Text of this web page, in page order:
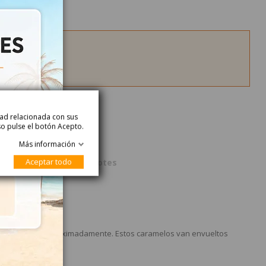
Acerca de Palotes
SIn Gluten
de largo aproximadamente. Estos caramelos van envueltos
200 palotes.
relacionada con sus
pulse el botón Acepto.
Más información
Aceptar todo